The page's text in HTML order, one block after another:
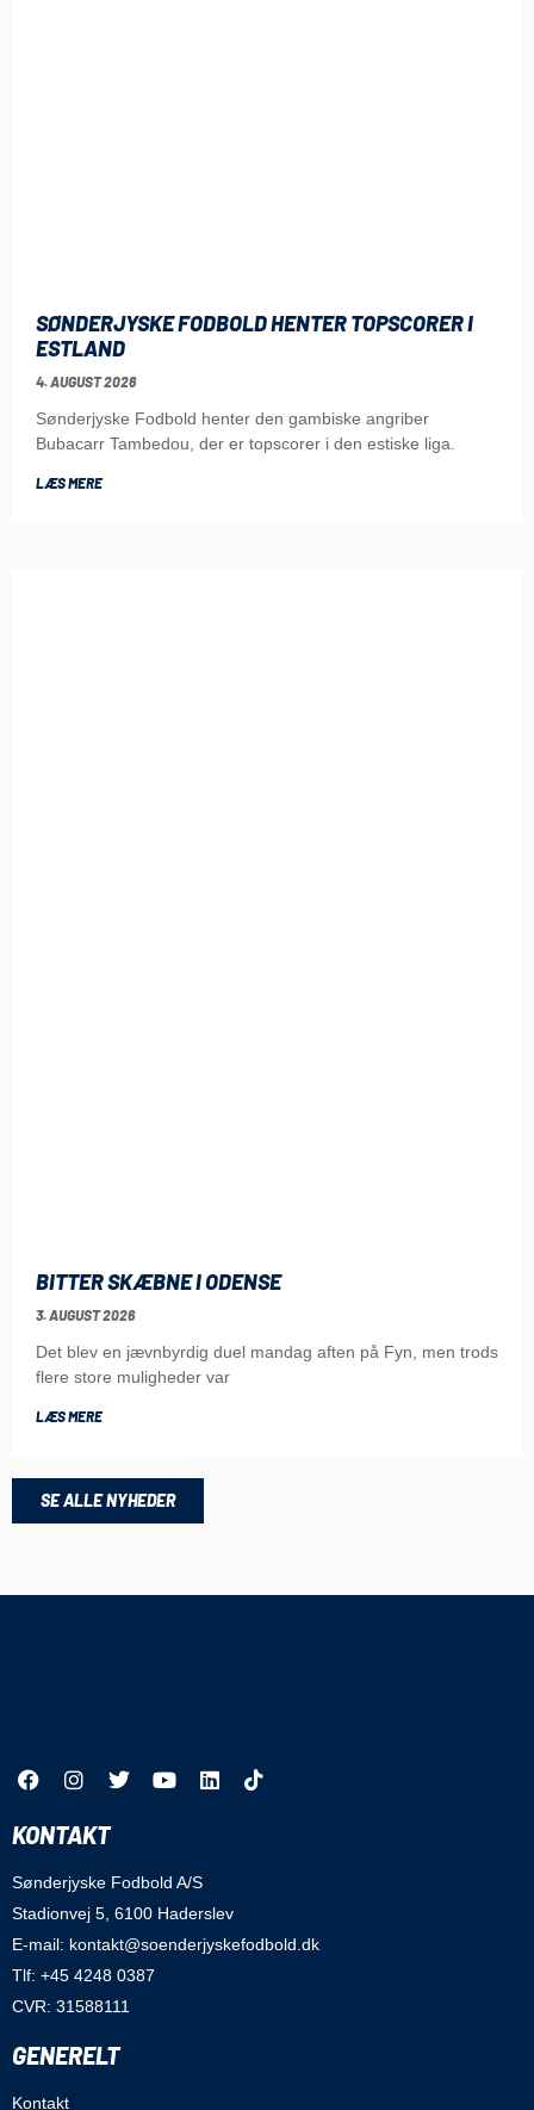
SØNDERJYSKE FODBOLD HENTER TOPSCORER I
ESTLAND
4. AUGUST 2026
Sønderjyske Fodbold henter den gambiske angriber
Bubacarr Tambedou, der er topscorer i den estiske liga.
LÆS MERE
BITTER SKÆBNE I ODENSE
3. AUGUST 2026
Det blev en jævnbyrdig duel mandag aften på Fyn, men trods
flere store muligheder var
LÆS MERE
SE ALLE NYHEDER
KONTAKT
Sønderjyske Fodbold A/S
Stadionvej 5, 6100 Haderslev
E-mail: kontakt@soenderjyskefodbold.dk
Tlf: +45 4248 0387
CVR: 31588111
GENERELT
Kontakt